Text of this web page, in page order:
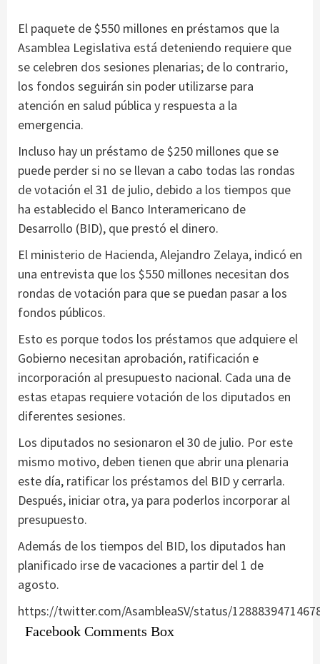
El paquete de $550 millones en préstamos que la
Asamblea Legislativa está deteniendo requiere que
se celebren dos sesiones plenarias; de lo contrario,
los fondos seguirán sin poder utilizarse para
atención en salud pública y respuesta a la
emergencia.
Incluso hay un préstamo de $250 millones que se
puede perder si no se llevan a cabo todas las rondas
de votación el 31 de julio, debido a los tiempos que
ha establecido el Banco Interamericano de
Desarrollo (BID), que prestó el dinero.
El ministerio de Hacienda, Alejandro Zelaya, indicó en
una entrevista que los $550 millones necesitan dos
rondas de votación para que se puedan pasar a los
fondos públicos.
Esto es porque todos los préstamos que adquiere el
Gobierno necesitan aprobación, ratificación e
incorporación al presupuesto nacional. Cada una de
estas etapas requiere votación de los diputados en
diferentes sesiones.
Los diputados no sesionaron el 30 de julio. Por este
mismo motivo, deben tienen que abrir una plenaria
este día, ratificar los préstamos del BID y cerrarla.
Después, iniciar otra, ya para poderlos incorporar al
presupuesto.
Además de los tiempos del BID, los diputados han
planificado irse de vacaciones a partir del 1 de
agosto.
https://twitter.com/AsambleaSV/status/
Facebook Comments Box